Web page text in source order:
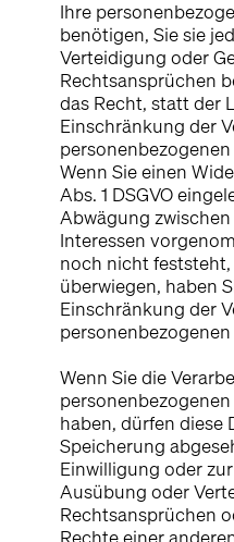
Ihre
benötigen, Sie sie
Verteidigung oder
Rechtsansprüchen
das Recht, statt der
Einschränkung der
Wenn Sie einen
Abs. 1 DSGVO
Abwägung
Interessen
noch nicht feststeht,
überwiegen, haben
Einschränkung der
Wenn Sie die
haben, dürfen diese
Speicherung
Einwilligung oder
Ausübung oder
Rechtsansprüchen